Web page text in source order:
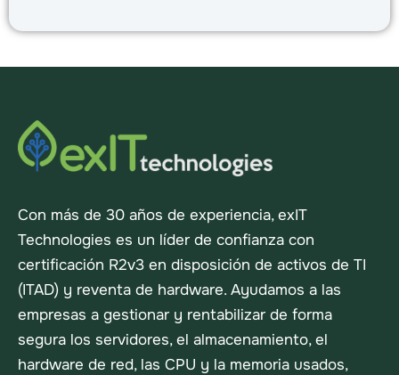
Con más de 30 años de experiencia, exIT
Technologies es un líder de confianza con
certificación R2v3 en disposición de activos de TI
(ITAD) y reventa de hardware. Ayudamos a las
empresas a gestionar y rentabilizar de forma
segura los servidores, el almacenamiento, el
hardware de red, las CPU y la memoria usados,